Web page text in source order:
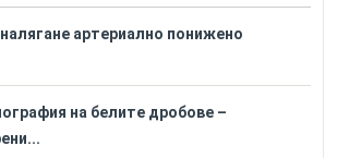
артериално понижено
на белите дробове –